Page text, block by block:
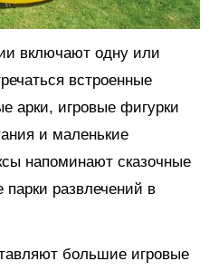
включают одну или
встроенные
арки, игровые фигурки
и маленькие
напоминают сказочные
парки развлечений в
большие игровые